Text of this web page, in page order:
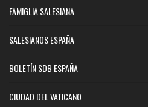
FAMIGLIA SALESIANA
SALESIANOS ESPAÑA
BOLETÍN SDB ESPAÑA
CIUDAD DEL VATICANO